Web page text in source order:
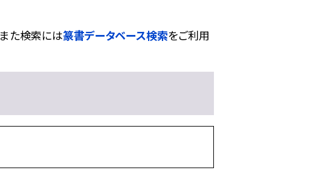
また検索には篆書データベース検索をご利用